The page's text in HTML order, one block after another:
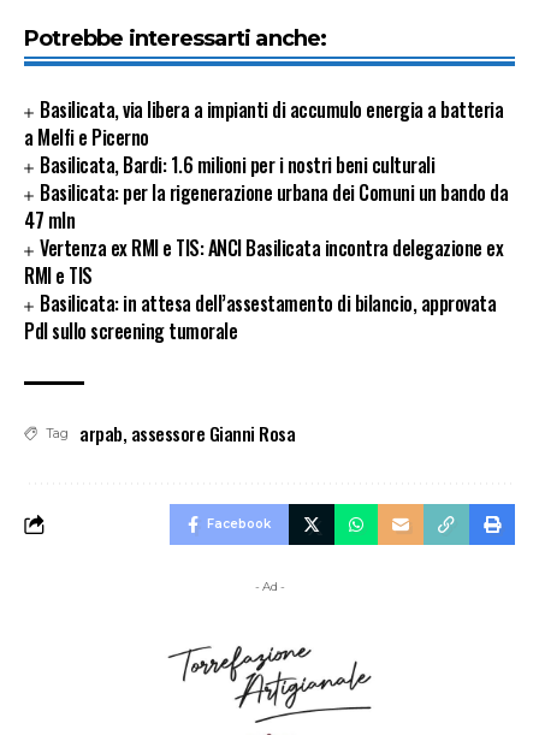
Potrebbe interessarti anche:
Basilicata, via libera a impianti di accumulo energia a batteria
a Melfi e Picerno
Basilicata, Bardi: 1.6 milioni per i nostri beni culturali
Basilicata: per la rigenerazione urbana dei Comuni un bando da
47 mln
Vertenza ex RMI e TIS: ANCI Basilicata incontra delegazione ex
RMI e TIS
Basilicata: in attesa dell’assestamento di bilancio, approvata
Pdl sullo screening tumorale
Tag arpab, assessore Gianni Rosa
Facebook
- Ad -